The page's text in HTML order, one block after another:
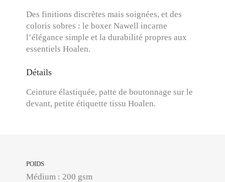
Des finitions discrètes mais soignées, et des
coloris sobres : le boxer Nawell incarne
l’élégance simple et la durabilité propres aux
essentiels Hoalen.
Détails
Ceinture élastiquée, patte de boutonnage sur le
devant, petite étiquette tissu Hoalen.
POIDS
Médium : 200 gsm